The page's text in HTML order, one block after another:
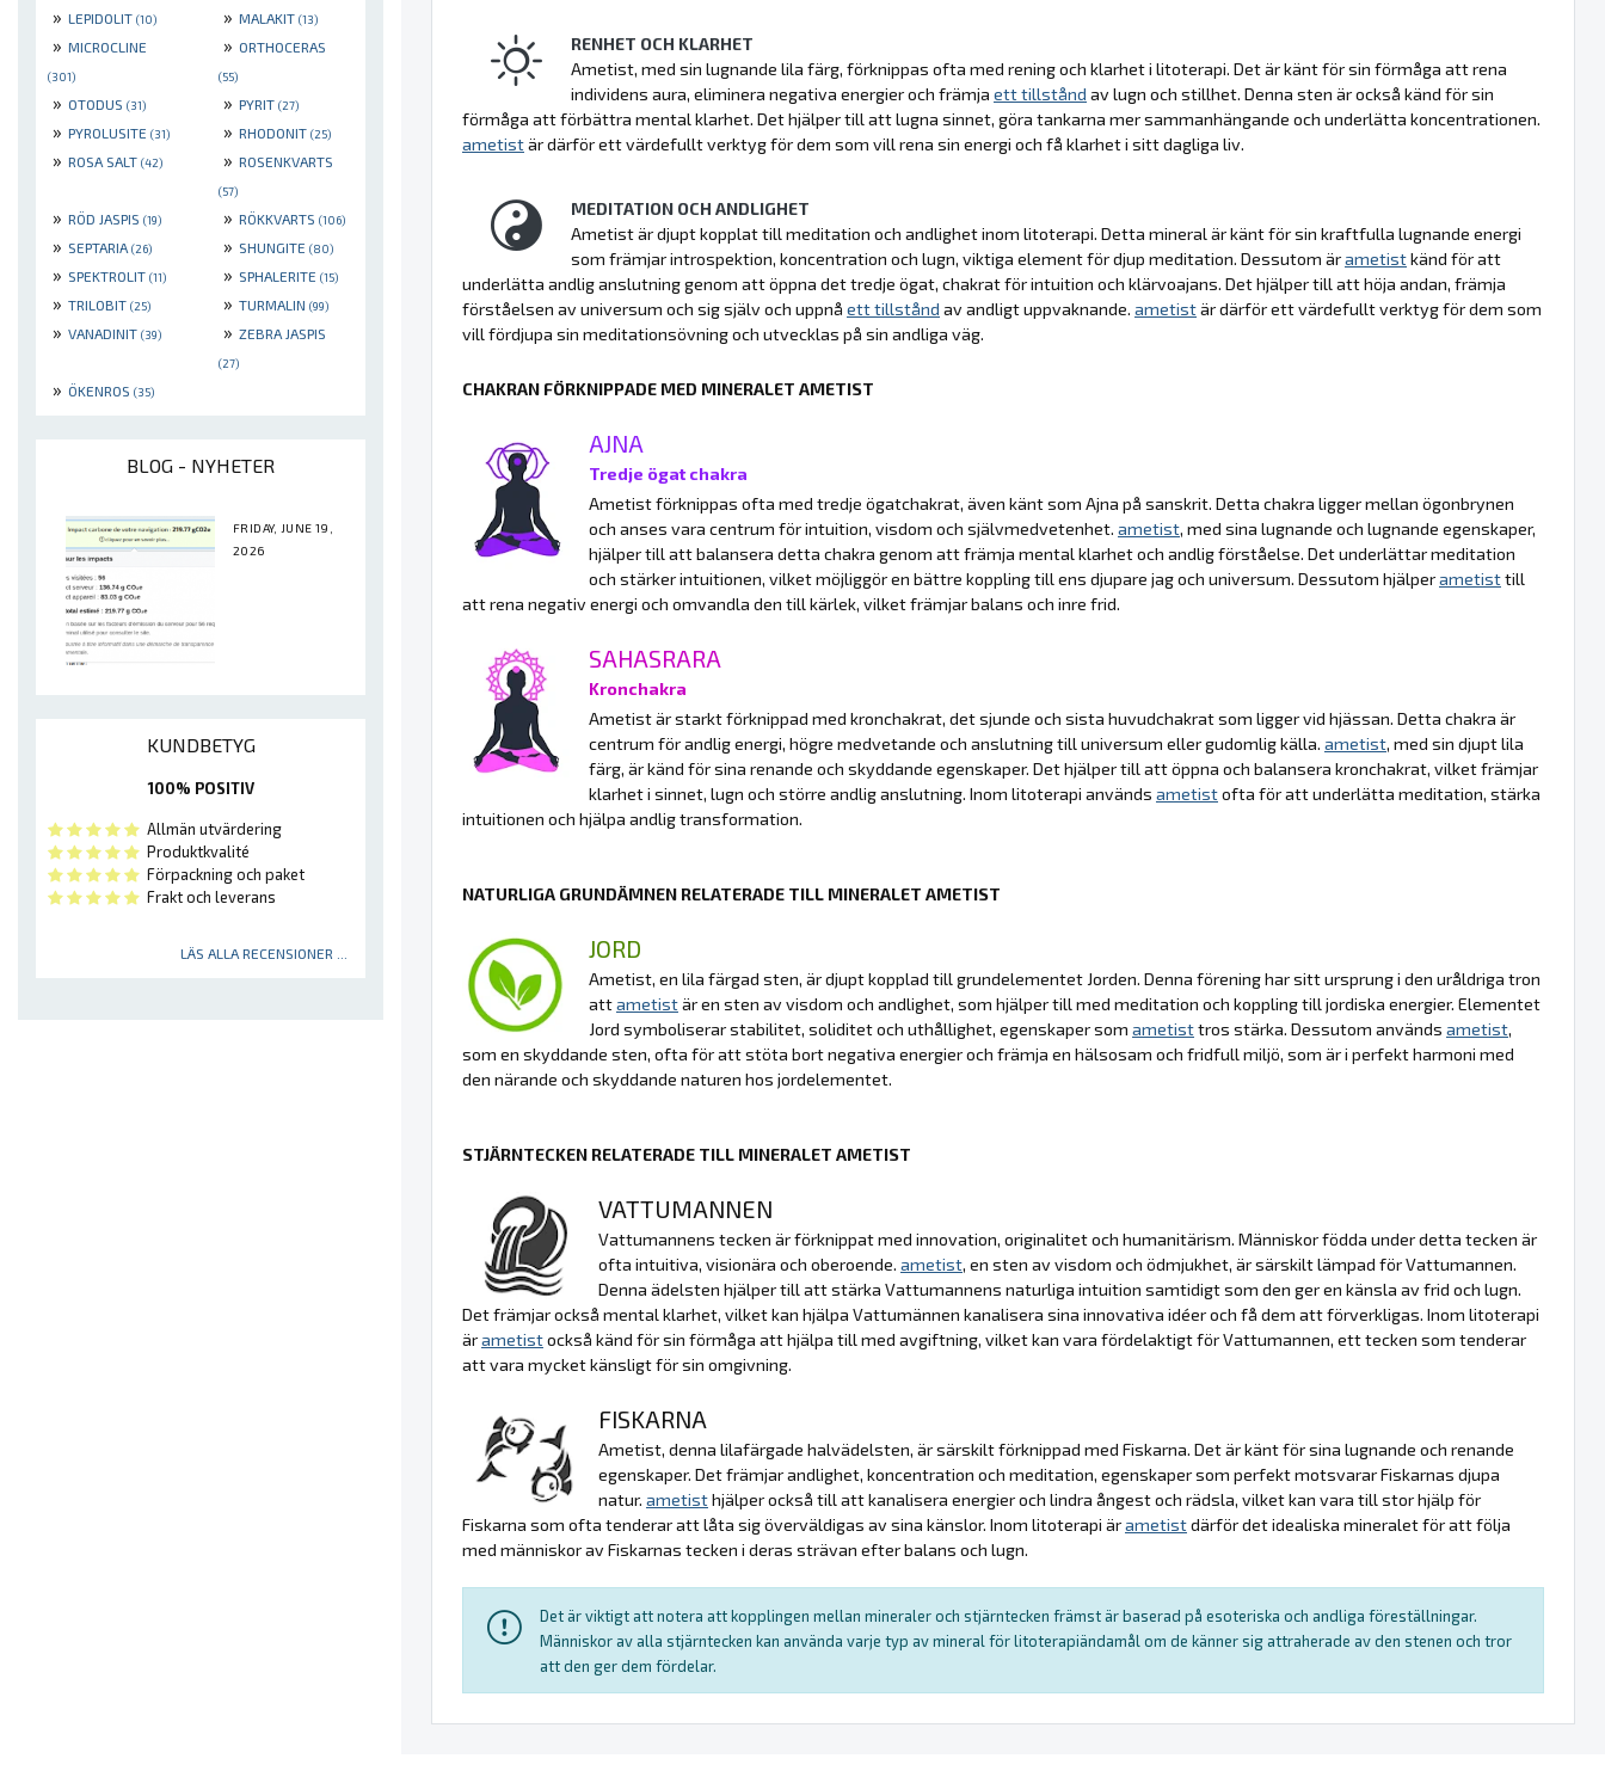
» LEPIDOLIT (10) » MALAKIT (13)
» MICROCLINE
(301)
» ORTHOCERAS
(55)
» OTODUS (31) » PYRIT (27)
» PYROLUSITE (31) » RHODONIT (25)
» ROSA SALT (42) » ROSENKVARTS
(57)
» RÖD JASPIS (19) » RÖKKVARTS (106)
» SEPTARIA (26) » SHUNGITE (80)
» SPEKTROLIT (11) » SPHALERITE (15)
» TRILOBIT (25) » TURMALIN (99)
» VANADINIT (39) » ZEBRA JASPIS
(27)
» ÖKENROS (35)
BLOG - NYHETER
FRIDAY, JUNE 19,
2026
KUNDBETYG
100% POSITIV
Allmän utvärdering
Produktkvalité
Förpackning och paket
Frakt och leverans
LÄS ALLA RECENSIONER ...
RENHET OCH KLARHET
Ametist, med sin lugnande lila färg, förknippas ofta med rening och klarhet i litoterapi. Det är känt för sin förmåga att rena
individens aura, eliminera negativa energier och främja ett tillstånd av lugn och stillhet. Denna sten är också känd för sin
förmåga att förbättra mental klarhet. Det hjälper till att lugna sinnet, göra tankarna mer sammanhängande och underlätta koncentrationen.
ametistär därför ett värdefullt verktyg för dem som vill rena sin energi och få klarhet i sitt dagliga liv.
MEDITATION OCH ANDLIGHET
Ametist är djupt kopplat till meditation och andlighet inom litoterapi. Detta mineral är känt för sin kraftfulla lugnande energi
som främjar introspektion, koncentration och lugn, viktiga element för djup meditation. Dessutom ärametistkänd för att
underlätta andlig anslutning genom att öppna det tredje ögat, chakrat för intuition och klärvoajans. Det hjälper till att höja andan, främja
förståelsen av universum och sig själv och uppnå ett tillstånd av andligt uppvaknande. ametistär därför ett värdefullt verktyg för dem som
vill fördjupa sin meditationsövning och utvecklas på sin andliga väg.
CHAKRAN FÖRKNIPPADE MED MINERALET AMETIST
AJNA
Tredje ögat chakra
Ametist förknippas ofta med tredje ögatchakrat, även känt som Ajna på sanskrit. Detta chakra ligger mellan ögonbrynen
och anses vara centrum för intuition, visdom och självmedvetenhet. ametist, med sina lugnande och lugnande egenskaper,
hjälper till att balansera detta chakra genom att främja mental klarhet och andlig förståelse. Det underlättar meditation
och stärker intuitionen, vilket möjliggör en bättre koppling till ens djupare jag och universum. Dessutom hjälperametisttill
att rena negativ energi och omvandla den till kärlek, vilket främjar balans och inre frid.
SAHASRARA
Kronchakra
Ametist är starkt förknippad med kronchakrat, det sjunde och sista huvudchakrat som ligger vid hjässan. Detta chakra är
centrum för andlig energi, högre medvetande och anslutning till universum eller gudomlig källa. ametist, med sin djupt lila
färg, är känd för sina renande och skyddande egenskaper. Det hjälper till att öppna och balansera kronchakrat, vilket främjar
klarhet i sinnet, lugn och större andlig anslutning. Inom litoterapi används ametistofta för att underlätta meditation, stärka
intuitionen och hjälpa andlig transformation.
NATURLIGA GRUNDÄMNEN RELATERADE TILL MINERALET AMETIST
JORD
Ametist, en lila färgad sten, är djupt kopplad till grundelementet Jorden. Denna förening har sitt ursprung i den uråldriga tron
attametistär en sten av visdom och andlighet, som hjälper till med meditation och koppling till jordiska energier. Elementet
Jord symboliserar stabilitet, soliditet och uthållighet, egenskaper som ametisttros stärka. Dessutom används ametist,
som en skyddande sten, ofta för att stöta bort negativa energier och främja en hälsosam och fridfull miljö, som är i perfekt harmoni med
den närande och skyddande naturen hos jordelementet.
STJÄRNTECKEN RELATERADE TILL MINERALET AMETIST
VATTUMANNEN
Vattumannens tecken är förknippat med innovation, originalitet och humanitärism. Människor födda under detta tecken är
ofta intuitiva, visionära och oberoende. ametist, en sten av visdom och ödmjukhet, är särskilt lämpad för Vattumannen.
Denna ädelsten hjälper till att stärka Vattumannens naturliga intuition samtidigt som den ger en känsla av frid och lugn.
Det främjar också mental klarhet, vilket kan hjälpa Vattumännen kanalisera sina innovativa idéer och få dem att förverkligas. Inom litoterapi
ärametistockså känd för sin förmåga att hjälpa till med avgiftning, vilket kan vara fördelaktigt för Vattumannen, ett tecken som tenderar
att vara mycket känsligt för sin omgivning.
FISKARNA
Ametist, denna lilafärgade halvädelsten, är särskilt förknippad med Fiskarna. Det är känt för sina lugnande och renande
egenskaper. Det främjar andlighet, koncentration och meditation, egenskaper som perfekt motsvarar Fiskarnas djupa
natur. ametisthjälper också till att kanalisera energier och lindra ångest och rädsla, vilket kan vara till stor hjälp för
Fiskarna som ofta tenderar att låta sig överväldigas av sina känslor. Inom litoterapi ärametistdärför det idealiska mineralet för att följa
med människor av Fiskarnas tecken i deras strävan efter balans och lugn.
Det är viktigt att notera att kopplingen mellan mineraler och stjärntecken främst är baserad på esoteriska och andliga föreställningar.
Människor av alla stjärntecken kan använda varje typ av mineral för litoterapiändamål om de känner sig attraherade av den stenen och tror
att den ger dem fördelar.